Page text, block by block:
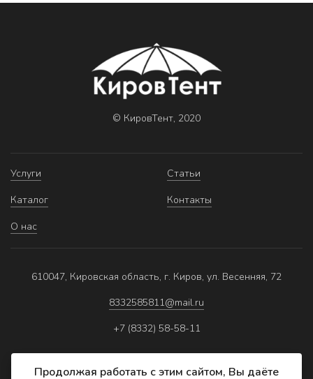
© КировТент, 2020
Услуги
Каталог
О нас
Статьи
Контакты
610047, Кировская область, г. Киров, ул. Весенняя, 72
8332585811@mail.ru
+7 (8332) 58-58-11
Продолжая работать с этим сайтом, Вы даёте